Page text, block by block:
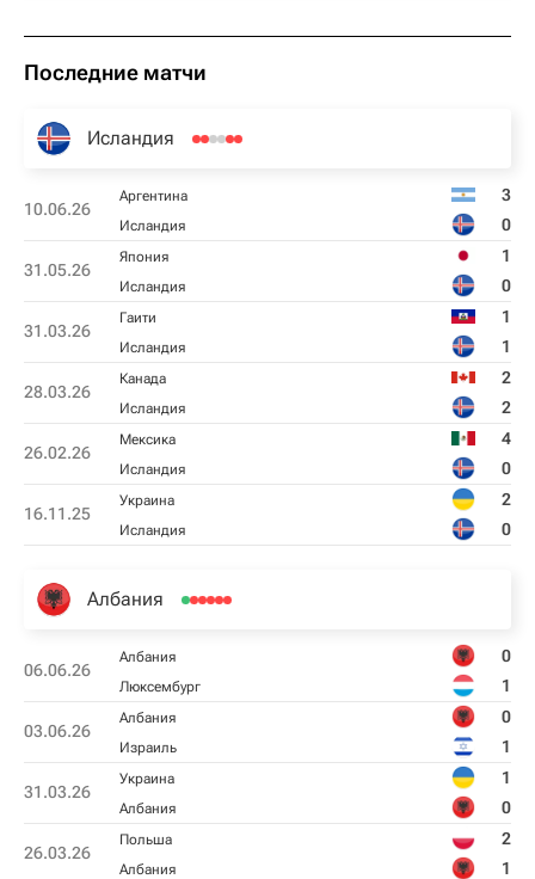
Последние матчи
Исландия
10.06.26
Аргентина 3
Исландия 0
31.05.26
Япония 1
Исландия 0
31.03.26
Гаити 1
Исландия 1
28.03.26
Канада 2
Исландия 2
26.02.26
Мексика 4
Исландия 0
16.11.25
Украина 2
Исландия 0
Албания
06.06.26
Албания 0
Люксембург 1
03.06.26
Албания 0
Израиль 1
31.03.26
Украина 1
Албания 0
26.03.26
Польша 2
Албания 1